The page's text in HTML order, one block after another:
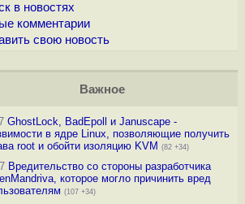
в новостях
комментарии
свою новость
Важное
GhostLock, BadEpoll и Januscape -
в ядре Linux, позволяющие получить
root и обойти изоляцию KVM (82 +34)
Вредительство со стороны разработчика
которое могло причинить вред
(107 +34)